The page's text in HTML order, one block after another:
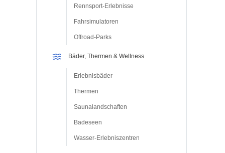
Rennsport-Erlebnisse
Fahrsimulatoren
Offroad-Parks
Bäder, Thermen & Wellness
Erlebnisbäder
Thermen
Saunalandschaften
Badeseen
Wasser-Erlebniszentren